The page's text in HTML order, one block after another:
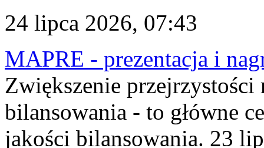
24 lipca 2026, 07:43
MAPRE - prezentacja i
Zwiększenie
bilansowania - to główne
jakości bilansowania. 23